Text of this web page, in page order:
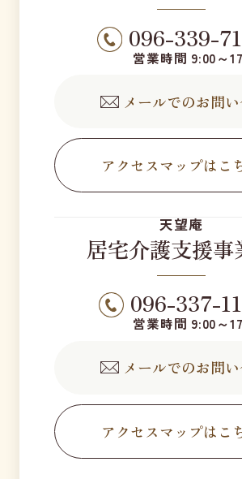
096-339-
営業時間 9:00～
メールでのお問
アクセスマップはこ
天望庵
居宅介護支援事
096-337-
営業時間 9:00～
メールでのお問
アクセスマップはこ